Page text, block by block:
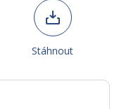
Stáhnout